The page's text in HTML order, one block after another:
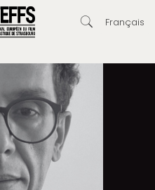
Français